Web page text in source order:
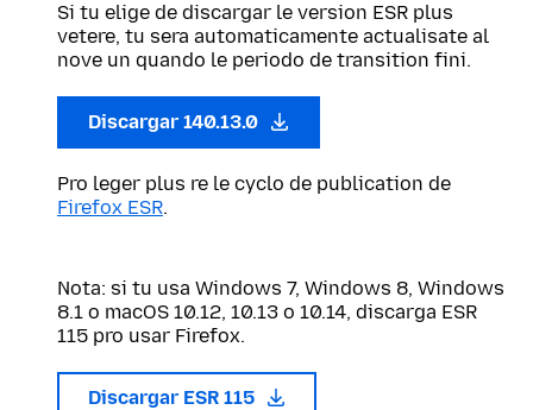
Si tu elige de discargar le version ESR plus
vetere, tu sera automaticamente actualisate al
nove un quando le periodo de transition fini.
Discargar 140.13.0
Pro leger plus re le cyclo de publication de
Firefox ESR.
Nota: si tu usa Windows 7, Windows 8, Windows
8.1 o macOS 10.12, 10.13 o 10.14, discarga ESR
115 pro usar Firefox.
Discargar ESR 115